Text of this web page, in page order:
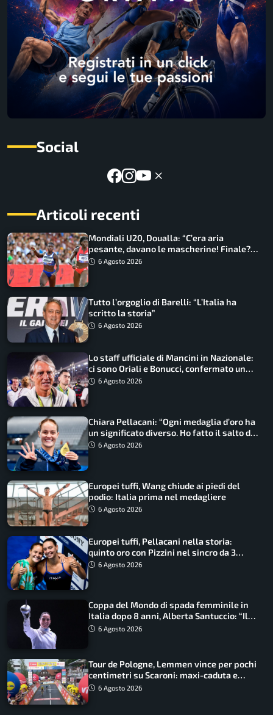
Social
Articoli recenti
Mondiali U20, Doualla: “C’era aria
pesante, davano le mascherine! Finale?
Non ho nulla da perdere”
6 Agosto 2026
Tutto l’orgoglio di Barelli: “L’Italia ha
scritto la storia”
6 Agosto 2026
Lo staff ufficiale di Mancini in Nazionale:
ci sono Oriali e Bonucci, confermato un
ritorno
6 Agosto 2026
Chiara Pellacani: “Ogni medaglia d’oro ha
un significato diverso. Ho fatto il salto di
qualità”
6 Agosto 2026
Europei tuffi, Wang chiude ai piedi del
podio: Italia prima nel medagliere
6 Agosto 2026
Europei tuffi, Pellacani nella storia:
quinto oro con Pizzini nel sincro da 3
metri
6 Agosto 2026
Coppa del Mondo di spada femminile in
Italia dopo 8 anni, Alberta Santuccio: “Il
lavoro dà sempre i suoi frutti”
6 Agosto 2026
Tour de Pologne, Lemmen vince per pochi
centimetri su Scaroni: maxi-caduta e
tappa accorciata
6 Agosto 2026